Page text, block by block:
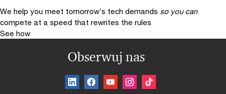
We help you meet tomorrow’s tech demands so you can
compete at a speed that rewrites the rules
See how
Obserwuj nas